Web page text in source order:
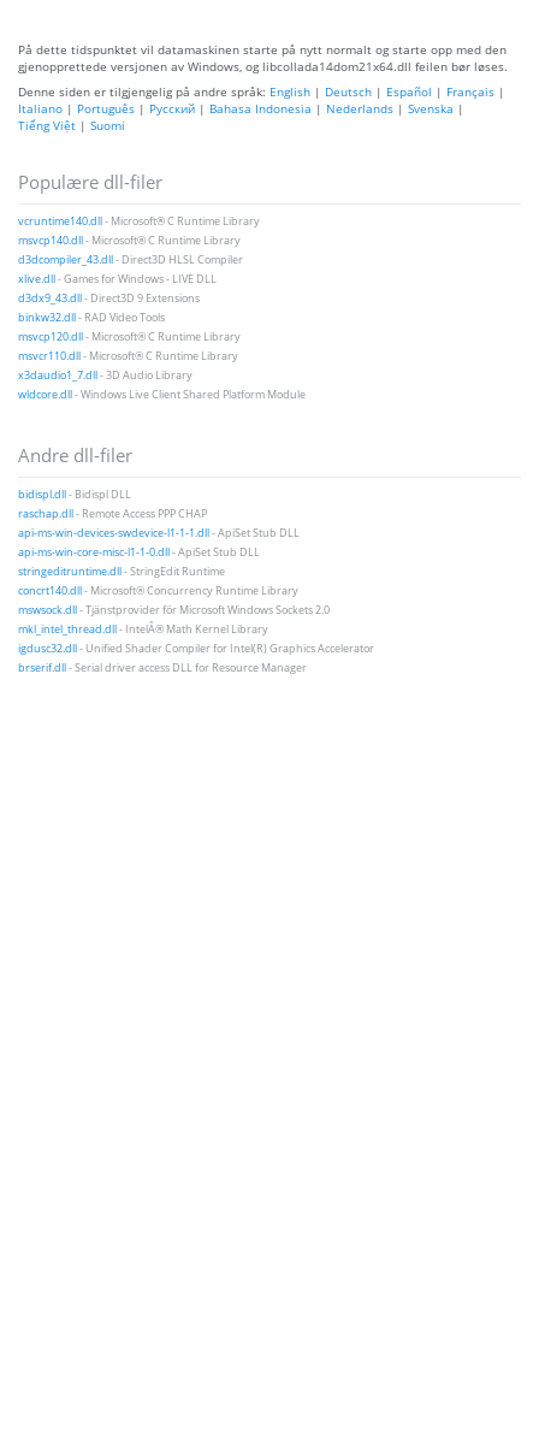
På dette tidspunktet vil datamaskinen starte på nytt normalt og starte opp med den
gjenopprettede versjonen av Windows, og libcollada14dom21x64.dll feilen bør løses.
Denne siden er tilgjengelig på andre språk: English | Deutsch | Español | Français |
Italiano | Português | Русский | Bahasa Indonesia | Nederlands | Svenska |
Tiếng Việt | Suomi
Populære dll-filer
vcruntime140.dll- Microsoft® C Runtime Library
msvcp140.dll- Microsoft® C Runtime Library
d3dcompiler_43.dll- Direct3D HLSL Compiler
xlive.dll- Games for Windows - LIVE DLL
d3dx9_43.dll- Direct3D 9 Extensions
binkw32.dll- RAD Video Tools
msvcp120.dll- Microsoft® C Runtime Library
msvcr110.dll- Microsoft® C Runtime Library
x3daudio1_7.dll- 3D Audio Library
wldcore.dll- Windows Live Client Shared Platform Module
Andre dll-filer
bidispl.dll- Bidispl DLL
raschap.dll- Remote Access PPP CHAP
api-ms-win-devices-swdevice-l1-1-1.dll- ApiSet Stub DLL
api-ms-win-core-misc-l1-1-0.dll- ApiSet Stub DLL
stringeditruntime.dll- StringEdit Runtime
concrt140.dll- Microsoft® Concurrency Runtime Library
mswsock.dll- Tjänstprovider för Microsoft Windows Sockets 2.0
mkl_intel_thread.dll- IntelÂ® Math Kernel Library
igdusc32.dll- Unified Shader Compiler for Intel(R) Graphics Accelerator
brserif.dll- Serial driver access DLL for Resource Manager